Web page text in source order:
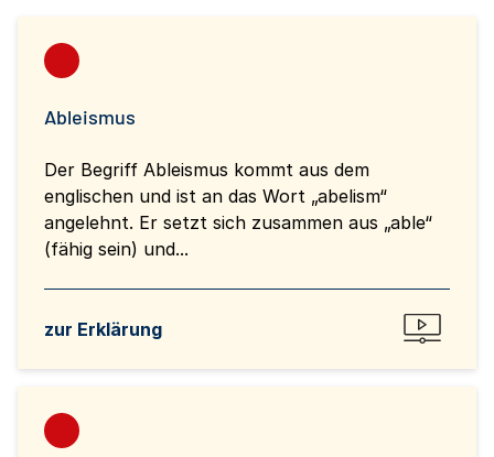
Ableismus
Der Begriff Ableismus kommt aus dem
englischen und ist an das Wort „abelism“
angelehnt. Er setzt sich zusammen aus „able“
(fähig sein) und...
zur Erklärung